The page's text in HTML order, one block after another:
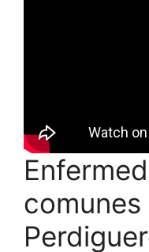
comunes